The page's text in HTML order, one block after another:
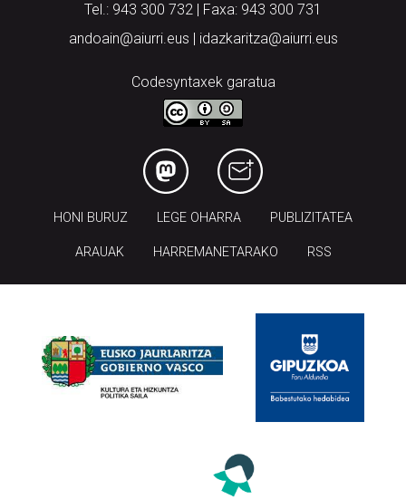
Tel.: 943 300 732 | Faxa: 943 300 731
andoain@aiurri.eus | idazkaritza@aiurri.eus
Codesyntaxek garatua
HONI BURUZ LEGE OHARRA PUBLIZITATEA
ARAUAK HARREMANETARAKO RSS